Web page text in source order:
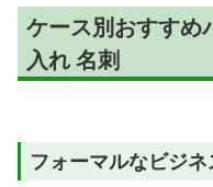
ケース別おすすめ
入れ 名刺
フォーマルなビジ